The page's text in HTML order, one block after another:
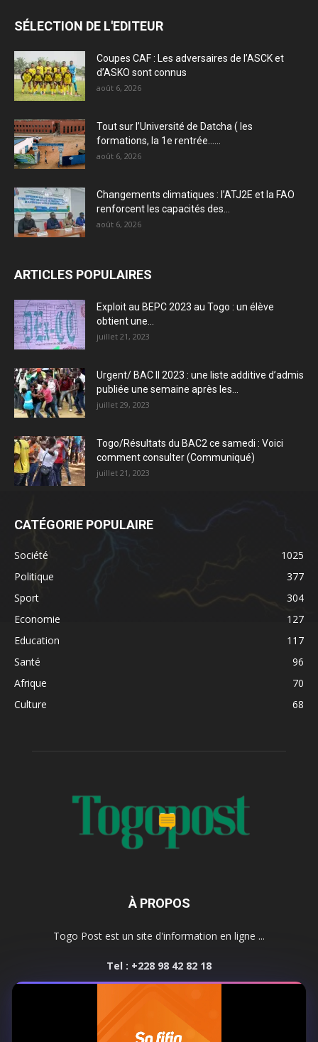
SÉLECTION DE L'EDITEUR
Coupes CAF : Les adversaires de l’ASCK et
d’ASKO sont connus
août 6, 2026
Tout sur l’Université de Datcha ( les
formations, la 1e rentrée…...
août 6, 2026
Changements climatiques : l’ATJ2E et la FAO
renforcent les capacités des...
août 6, 2026
ARTICLES POPULAIRES
Exploit au BEPC 2023 au Togo : un élève
obtient une...
juillet 21, 2023
Urgent/ BAC II 2023 : une liste additive d’admis
publiée une semaine après les...
juillet 29, 2023
Togo/Résultats du BAC2 ce samedi : Voici
comment consulter (Communiqué)
juillet 21, 2023
CATÉGORIE POPULAIRE
Société
1025
Politique
377
Sport
304
Economie
127
Education
117
Santé
96
Afrique
70
Culture
68
À PROPOS
Togo Post est un site d'information en ligne ...
Tel : +228 98 42 82 18